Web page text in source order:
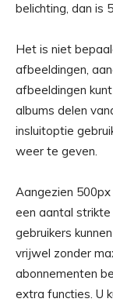
belichting, dan is
Het is niet
afbeeldingen,
afbeeldingen
albums delen
insluitoptie
weer te geven.
Aangezien
een aantal
gebruikers
vrijwel zonder
abonnementen
extra functies. U